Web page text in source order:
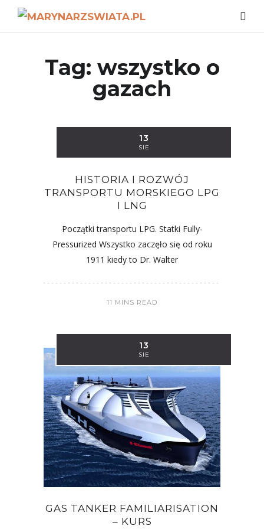
Tag: wszystko o
gazach
13
SIE
HISTORIA I ROZWÓJ
TRANSPORTU MORSKIEGO LPG
I LNG
Początki transportu LPG­­­­­. Statki Fully-
Pressurized Wszystko zaczęło się od roku
1911 kiedy to Dr. Walter
11 MINS READ
13
SIE
GAS TANKER FAMILIARISATION
– KURS